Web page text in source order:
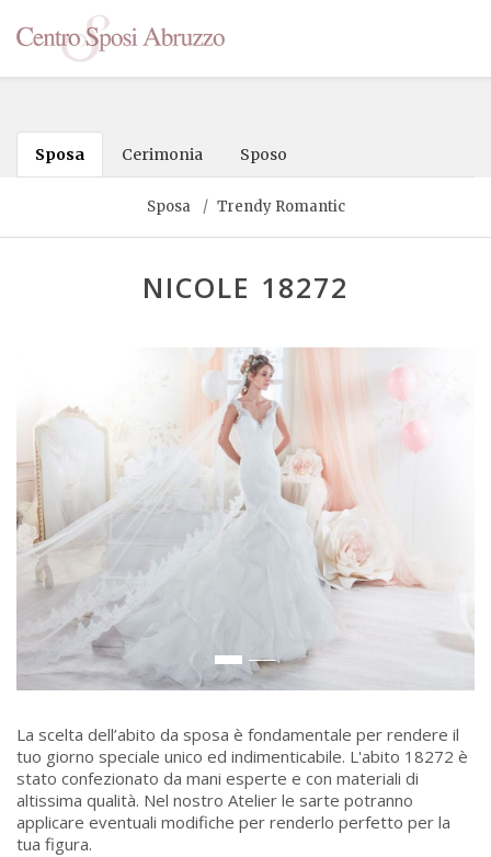
Sposa Cerimonia Sposo
Sposa Trendy Romantic
NICOLE 18272
La scelta dell’abito da sposa è fondamentale per rendere il
tuo giorno speciale unico ed indimenticabile. L'abito 18272 è
stato confezionato da mani esperte e con materiali di
altissima qualità. Nel nostro Atelier le sarte potranno
applicare eventuali modifiche per renderlo perfetto per la
tua figura.